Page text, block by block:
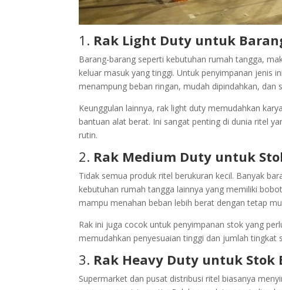
1. Rak Light Duty untuk
Barang-barang seperti kebutuhan rumah tangga,
keluar masuk yang tinggi. Untuk penyimpanan jenis
menampung beban ringan, mudah dipindahkan, dan
Keunggulan lainnya, rak light duty memudahkan
bantuan alat berat. Ini sangat penting di dunia ritel
rutin.
2. Rak Medium Duty untuk
Tidak semua produk ritel berukuran kecil. Banyak
kebutuhan rumah tangga lainnya yang memiliki
mampu menahan beban lebih berat dengan tetap
Rak ini juga cocok untuk penyimpanan stok yang
memudahkan penyesuaian tinggi dan jumlah tingkat
3. Rak Heavy Duty untuk Stok
Supermarket dan pusat distribusi ritel biasanya